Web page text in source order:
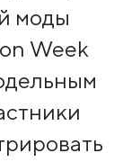
моды
Week